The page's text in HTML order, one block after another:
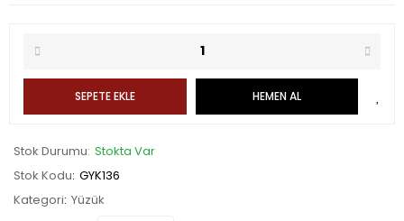
SEPETE EKLE HEMEN AL
Stok Durumu Stokta Var
Stok Kodu GYK136
Kategori Yüzük